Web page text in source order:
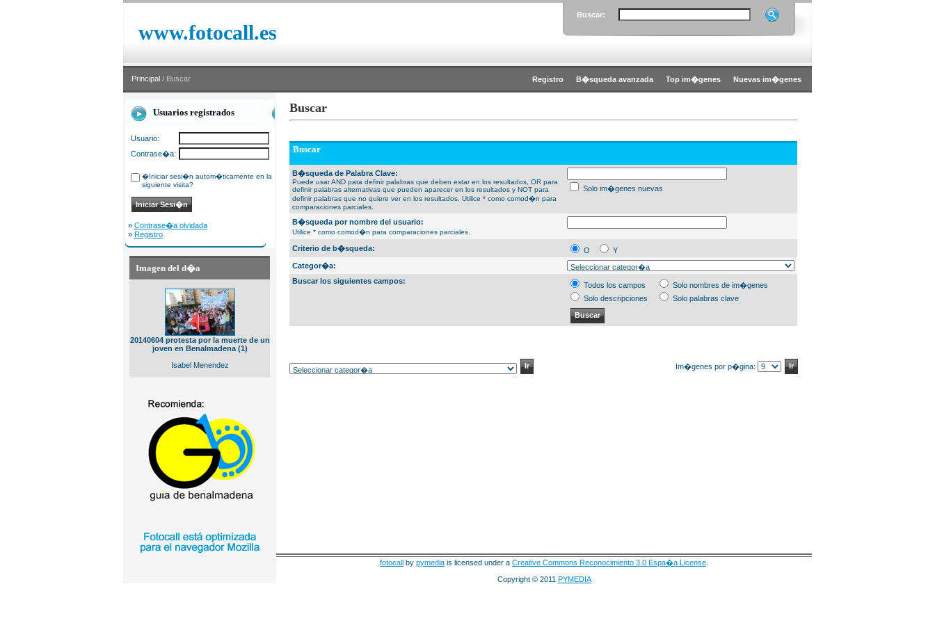
www.fotocall.es
Buscar:
Principal / Buscar Registro B�squeda avanzada Top im�genes Nuevas im�genes
Usuarios registrados
Usuario:
Contrase�a:
�Iniciar sesi�n autom�ticamente en la
siguiente visita?
» Contrase�a olvidada
» Registro
Imagen del d�a
20140604 protesta por la muerte de un
joven en Benalmadena (1)
Isabel Menendez
Buscar
Buscar
B�squeda de Palabra Clave:
Puede usar AND para definir palabras que deben estar en los resultados, OR para
definir palabras alternativas que pueden aparecer en los resultados y NOT para
definir palabras que no quiere ver en los resultados. Utilice * como comod�n para
comparaciones parciales.
Solo im�genes nuevas
B�squeda por nombre del usuario:
Utilice * como comod�n para comparaciones parciales.
Criterio de b�squeda: O
Y
Categor�a:
Buscar los siguientes campos:
Todos los campos
Solo nombres de im�genes
Solo descripciones
Solo palabras clave
Im�genes por p�gina:
fotocall by pymedia is licensed under a Creative Commons Reconocimiento 3.0 Espa�a License
Copyright © 2011 PYMEDIA